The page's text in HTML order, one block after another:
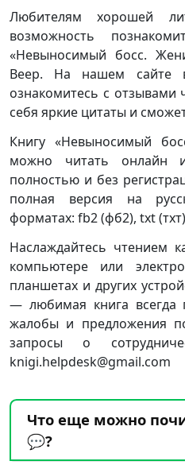
Любителям хорошей
возможность
«Невыносимый босс.
Веер. На нашем сайте
ознакомитесь с отзывами
себя яркие цитаты и
Книгу «Невыносимый
можно читать онлайн
полностью и без
полная версия на
форматах: fb2 (фб2), txt
Наслаждайтесь чтением
компьютере или
планшетах и других
— любимая книга всегда
жалобы и предложения
запросы о
knigi.helpdesk@gmail.com
Что еще можно
💬?